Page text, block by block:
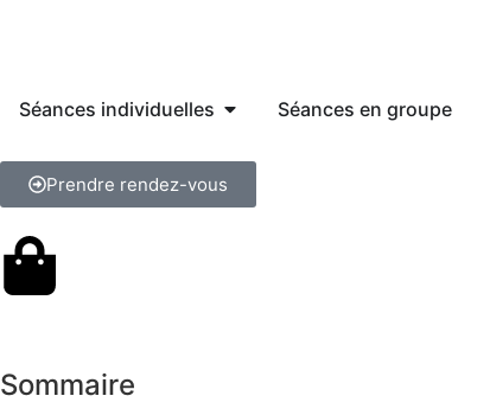
Séances individuelles Séances en groupe
Prendre rendez-vous
Sommaire